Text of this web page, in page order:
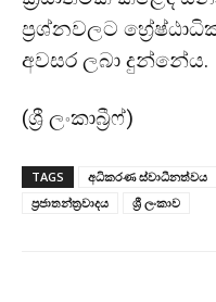
ප්‍රශ්නවලට
අවසර ලබා දුන්නේය.
(ශ්‍රී ලංකාබ්‍රීෆ්)
TAGS අධිකරණ ස්වාධීනත්වය
ප්‍රජාතන්ත්‍රවාදය
ශ්‍රී ලංකාව